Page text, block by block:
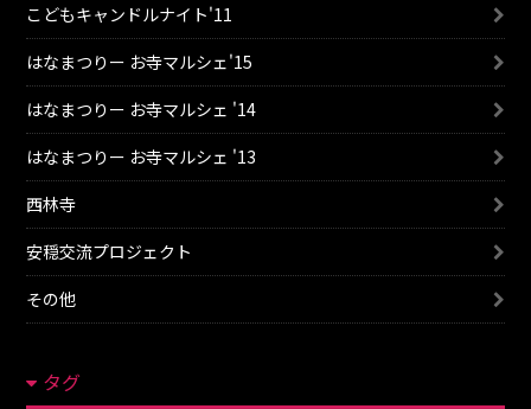
こどもキャンドルナイト'11
はなまつりー お寺マルシェ'15
はなまつりー お寺マルシェ '14
はなまつりー お寺マルシェ '13
西林寺
安穏交流プロジェクト
その他
タグ